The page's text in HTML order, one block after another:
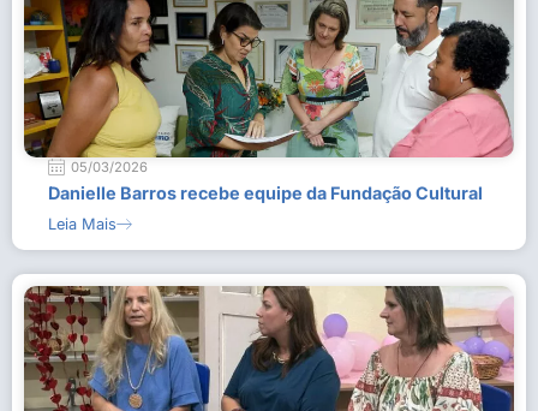
05/03/2026
Danielle Barros recebe equipe da Fundação Cultural
Leia Mais